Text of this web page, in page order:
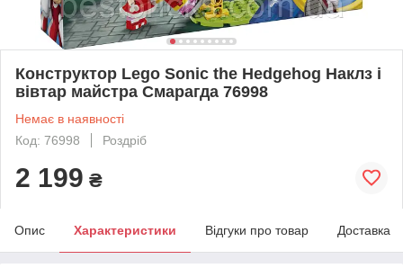
Конструктор Lego Sonic the Hedgehog Наклз і
вівтар майстра Смарагда 76998
Немає в наявності
Код: 76998
Роздріб
2 199 ₴
Опис Характеристики Відгуки про товар Доставка